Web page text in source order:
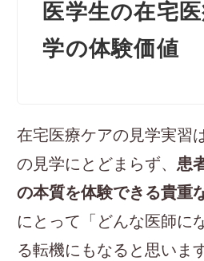
医学生の在宅
学の体験価値
在宅医療ケアの見学実習
の見学にとどまらず、 患
の本質を体験できる貴重
にとって「どんな医師に
る転機にもなると思いま